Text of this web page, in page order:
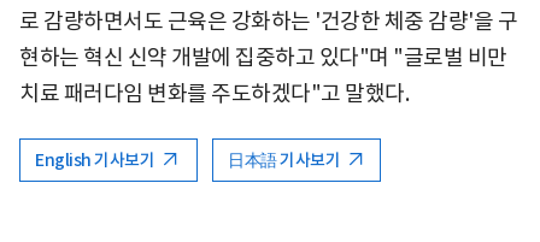
로 감량하면서도 근육은 강화하는 '건강한 체중 감량'을 구
현하는 혁신 신약 개발에 집중하고 있다"며 "글로벌 비만
치료 패러다임 변화를 주도하겠다"고 말했다.
English 기사보기 日本語 기사보기